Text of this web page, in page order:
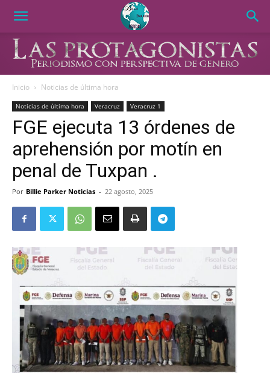
Inicio Noticias de última hora
Noticias de última hora Veracruz Veracruz 1
FGE ejecuta 13 órdenes de
aprehensión por motín en
penal de Tuxpan .
Por Billie Parker Noticias - 22 agosto, 2025